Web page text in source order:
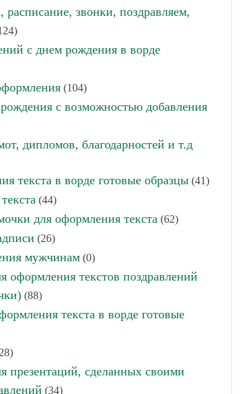
расписание, звонки, поздравляем,
с днем рождения в ворде
(104)
с возможностью добавления
дипломов, благодарностей и т.д
текста в ворде готовые образцы (41)
(44)
для оформления текста (62)
(26)
мужчинам (0)
оформления текстов поздравлений
(88)
текста в ворде готовые
презентаций, сделанных своими
(34)